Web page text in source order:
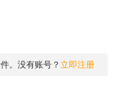
。没有账号？ 立即注册